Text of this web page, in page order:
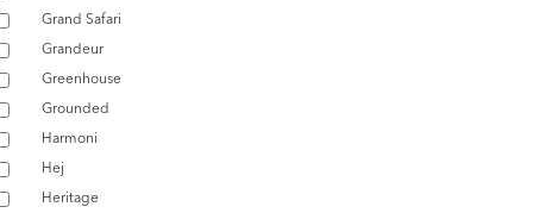
Grand Safari
Grandeur
Greenhouse
Grounded
Harmoni
Hej
Heritage